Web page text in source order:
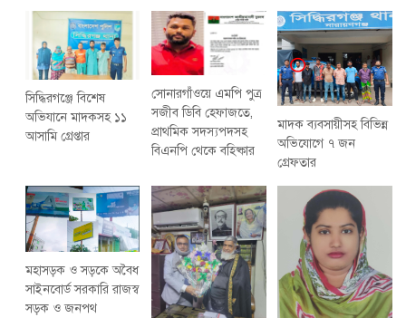
সিদ্ধিরগঞ্জে বিশেষ
অভিযানে মাদকসহ ১১
আসামি গ্রেপ্তার
সোনারগাঁওয়ে এমপি পুত্র
সজীব ডিবি হেফাজতে,
প্রাথমিক সদস্যপদসহ
বিএনপি থেকে বহিষ্কার
মাদক ব্যবসায়ীসহ বিভিন্ন
অভিযোগে ৭ জন
গ্রেফতার
মহাসড়ক ও সড়কে অবৈধ
সাইনবোর্ড সরকারি রাজস্ব
সড়ক ও জনপথ